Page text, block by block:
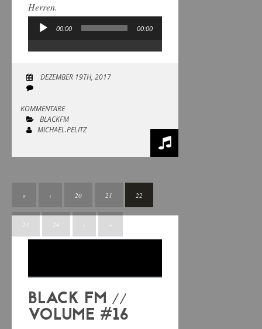
Herren.
Audio-
00:00 00:00
DEZEMBER 19TH, 2017
KOMMENTARE
BLACKFM
MICHAEL.PELITZ
« ‹ 20 21 22
23 24 › »
BLACK FM //
VOLUME #16